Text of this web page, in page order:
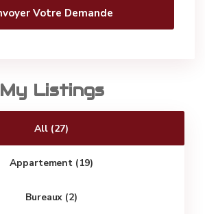
My Listings
All (27)
Appartement (19)
Bureaux (2)